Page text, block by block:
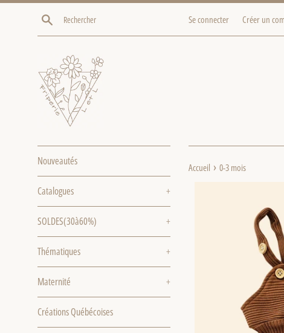
Passer
Recherche Se connecter Créer un
Nouveautés
Catalogues +
SOLDES(30à60%) +
Thématiques +
Maternité +
Créations Québécoises
Accueil › 0-3 mois